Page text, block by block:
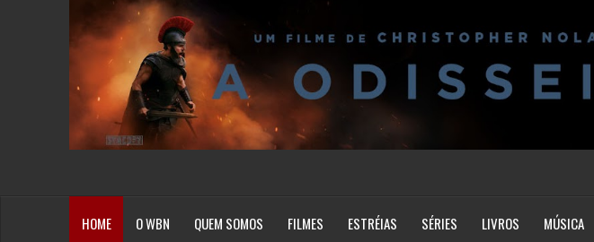
HOME O WBN QUEM SOMOS FILMES ESTRÉIAS SÉRIES LIVROS MÚSICA